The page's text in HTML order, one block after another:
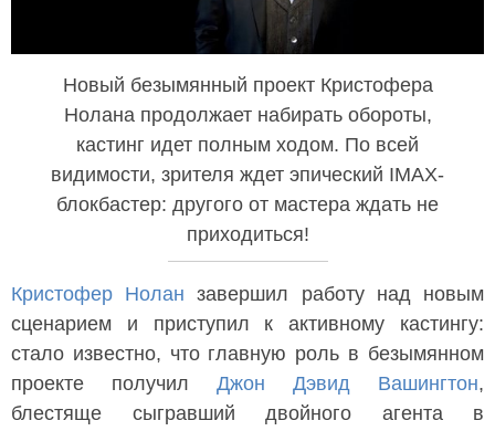
Новый безымянный проект Кристофера
Нолана продолжает набирать обороты,
кастинг идет полным ходом. По всей
видимости, зрителя ждет эпический IMAX-
блокбастер: другого от мастера ждать не
приходиться!
Кристофер Нолан завершил работу над новым
сценарием и приступил к активному кастингу:
cтало известно, что главную роль в безымянном
проекте получил Джон Дэвид Вашингтон,
блестяще сыгравший двойного агента в